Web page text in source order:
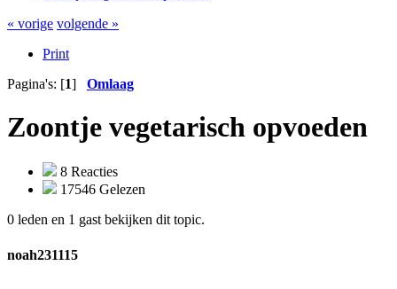
« vorige volgende »
Print
Pagina's: [1] Omlaag
Zoontje vegetarisch opvoeden
8 Reacties
17546 Gelezen
0 leden en 1 gast bekijken dit topic.
noah231115